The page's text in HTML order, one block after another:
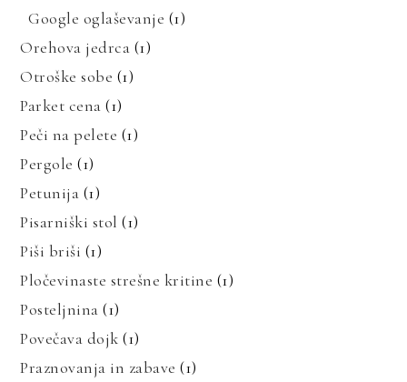
Google oglaševanje (1)
Orehova jedrca (1)
Otroške sobe (1)
Parket cena (1)
Peči na pelete (1)
Pergole (1)
Petunija (1)
Pisarniški stol (1)
Piši briši (1)
Pločevinaste strešne kritine (1)
Posteljnina (1)
Povečava dojk (1)
Praznovanja in zabave (1)